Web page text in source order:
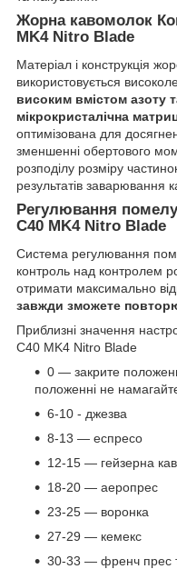
Жорна кавомолок
MK4 Nitro Blade
Матеріал і конструкція
використовується
високим вмістом азоту
мікрокристалічна
оптимізована для
зменшенні обертового
розподілу розміру
результатів заварювання
Регулювання
C40 MK4 Nitro Blade
Система регулювання
контроль над контролем
отримати максимально
завжди зможете
Приблизні значення
C40 MK4 Nitro Blade
0 — закрите
положенні не
6-10 - джезва
8-13 — еспресо
12-15 — гейзерна
18-20 — аеропрес
23-25 — воронка
27-29 — кемекс
30-33 — френч прес